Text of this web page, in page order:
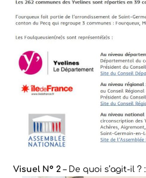
Visuel N° 2 – De quoi s’agit-il ? :